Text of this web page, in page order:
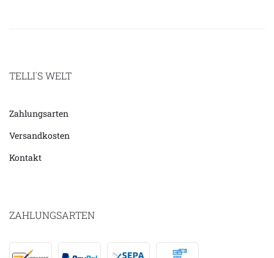
TELLI´S WELT
Zahlungsarten
Versandkosten
Kontakt
ZAHLUNGSARTEN